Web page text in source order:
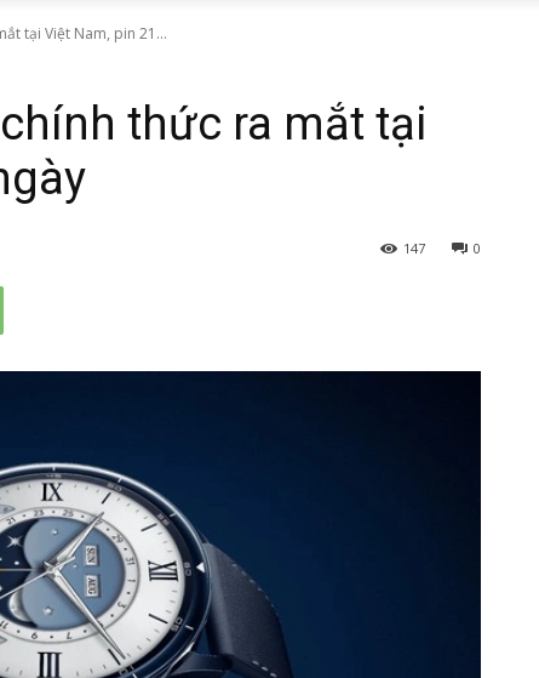
tại Việt Nam, pin 21...
thức ra mắt tại
0
147